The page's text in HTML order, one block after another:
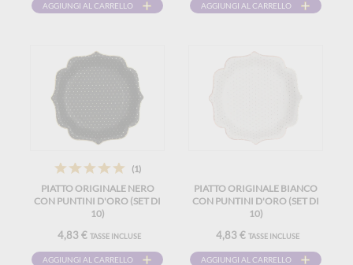
AGGIUNGI AL CARRELLO AGGIUNGI AL CARRELLO
(1)
PIATTO ORIGINALE NERO
CON PUNTINI D'ORO (SET DI
10)
4,83 € TASSE INCLUSE
AGGIUNGI AL CARRELLO
PIATTO ORIGINALE BIANCO
CON PUNTINI D'ORO (SET DI
10)
4,83 € TASSE INCLUSE
AGGIUNGI AL CARRELLO